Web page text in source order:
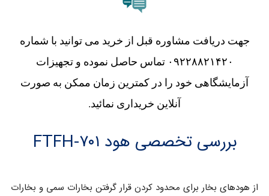
جهت دریافت مشاوره قبل از خرید می توانید با شماره
۰۹۲۲۸۸۲۱۴۲۰ تماس حاصل نموده و تجهیزات
آزمایشگاهی خود را در کمترین زمان ممکن به صورت
آنلاین خریداری نمائید.
بررسی تخصصی هود FTFH-۷۰۱
از هودهای بخار برای محدود کردن قرار گرفتن بخارات سمی و بخارات